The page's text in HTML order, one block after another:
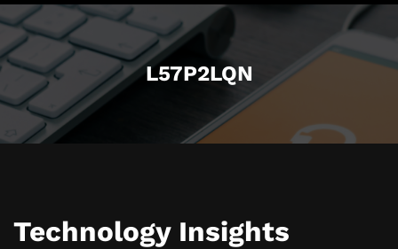
L57P2LQN
Technology Insights